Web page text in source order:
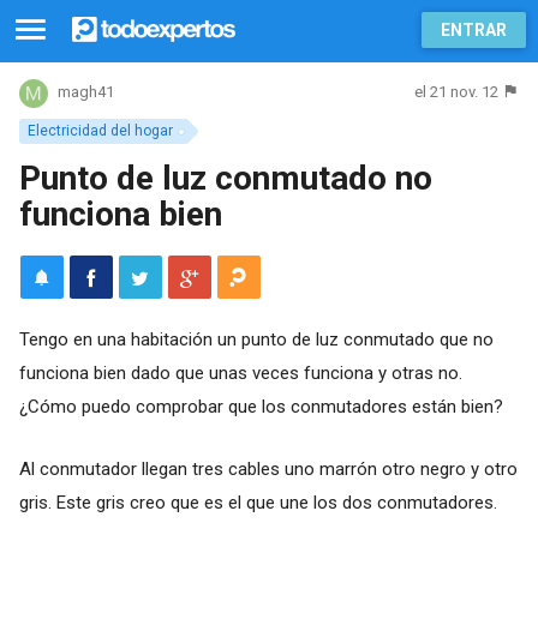
ENTRAR
Electricidad del hogar
magh41 el 21 nov. 12
Punto de luz conmutado no
funciona bien
Tengo en una habitación un punto de luz conmutado que no
funciona bien dado que unas veces funciona y otras no.
¿Cómo puedo comprobar que los conmutadores están bien?
Al conmutador llegan tres cables uno marrón otro negro y otro
gris. Este gris creo que es el que une los dos conmutadores.